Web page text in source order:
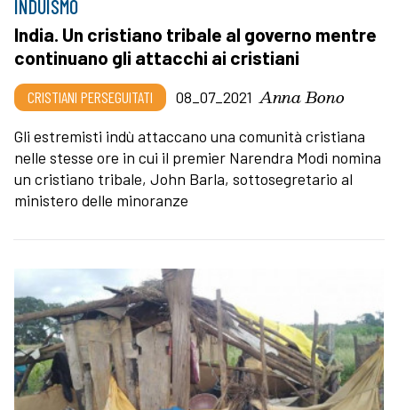
INDUISMO
India. Un cristiano tribale al governo mentre
continuano gli attacchi ai cristiani
CRISTIANI PERSEGUITATI 08_07_2021 Anna Bono
Gli estremisti indù attaccano una comunità cristiana
nelle stesse ore in cui il premier Narendra Modi nomina
un cristiano tribale, John Barla, sottosegretario al
ministero delle minoranze